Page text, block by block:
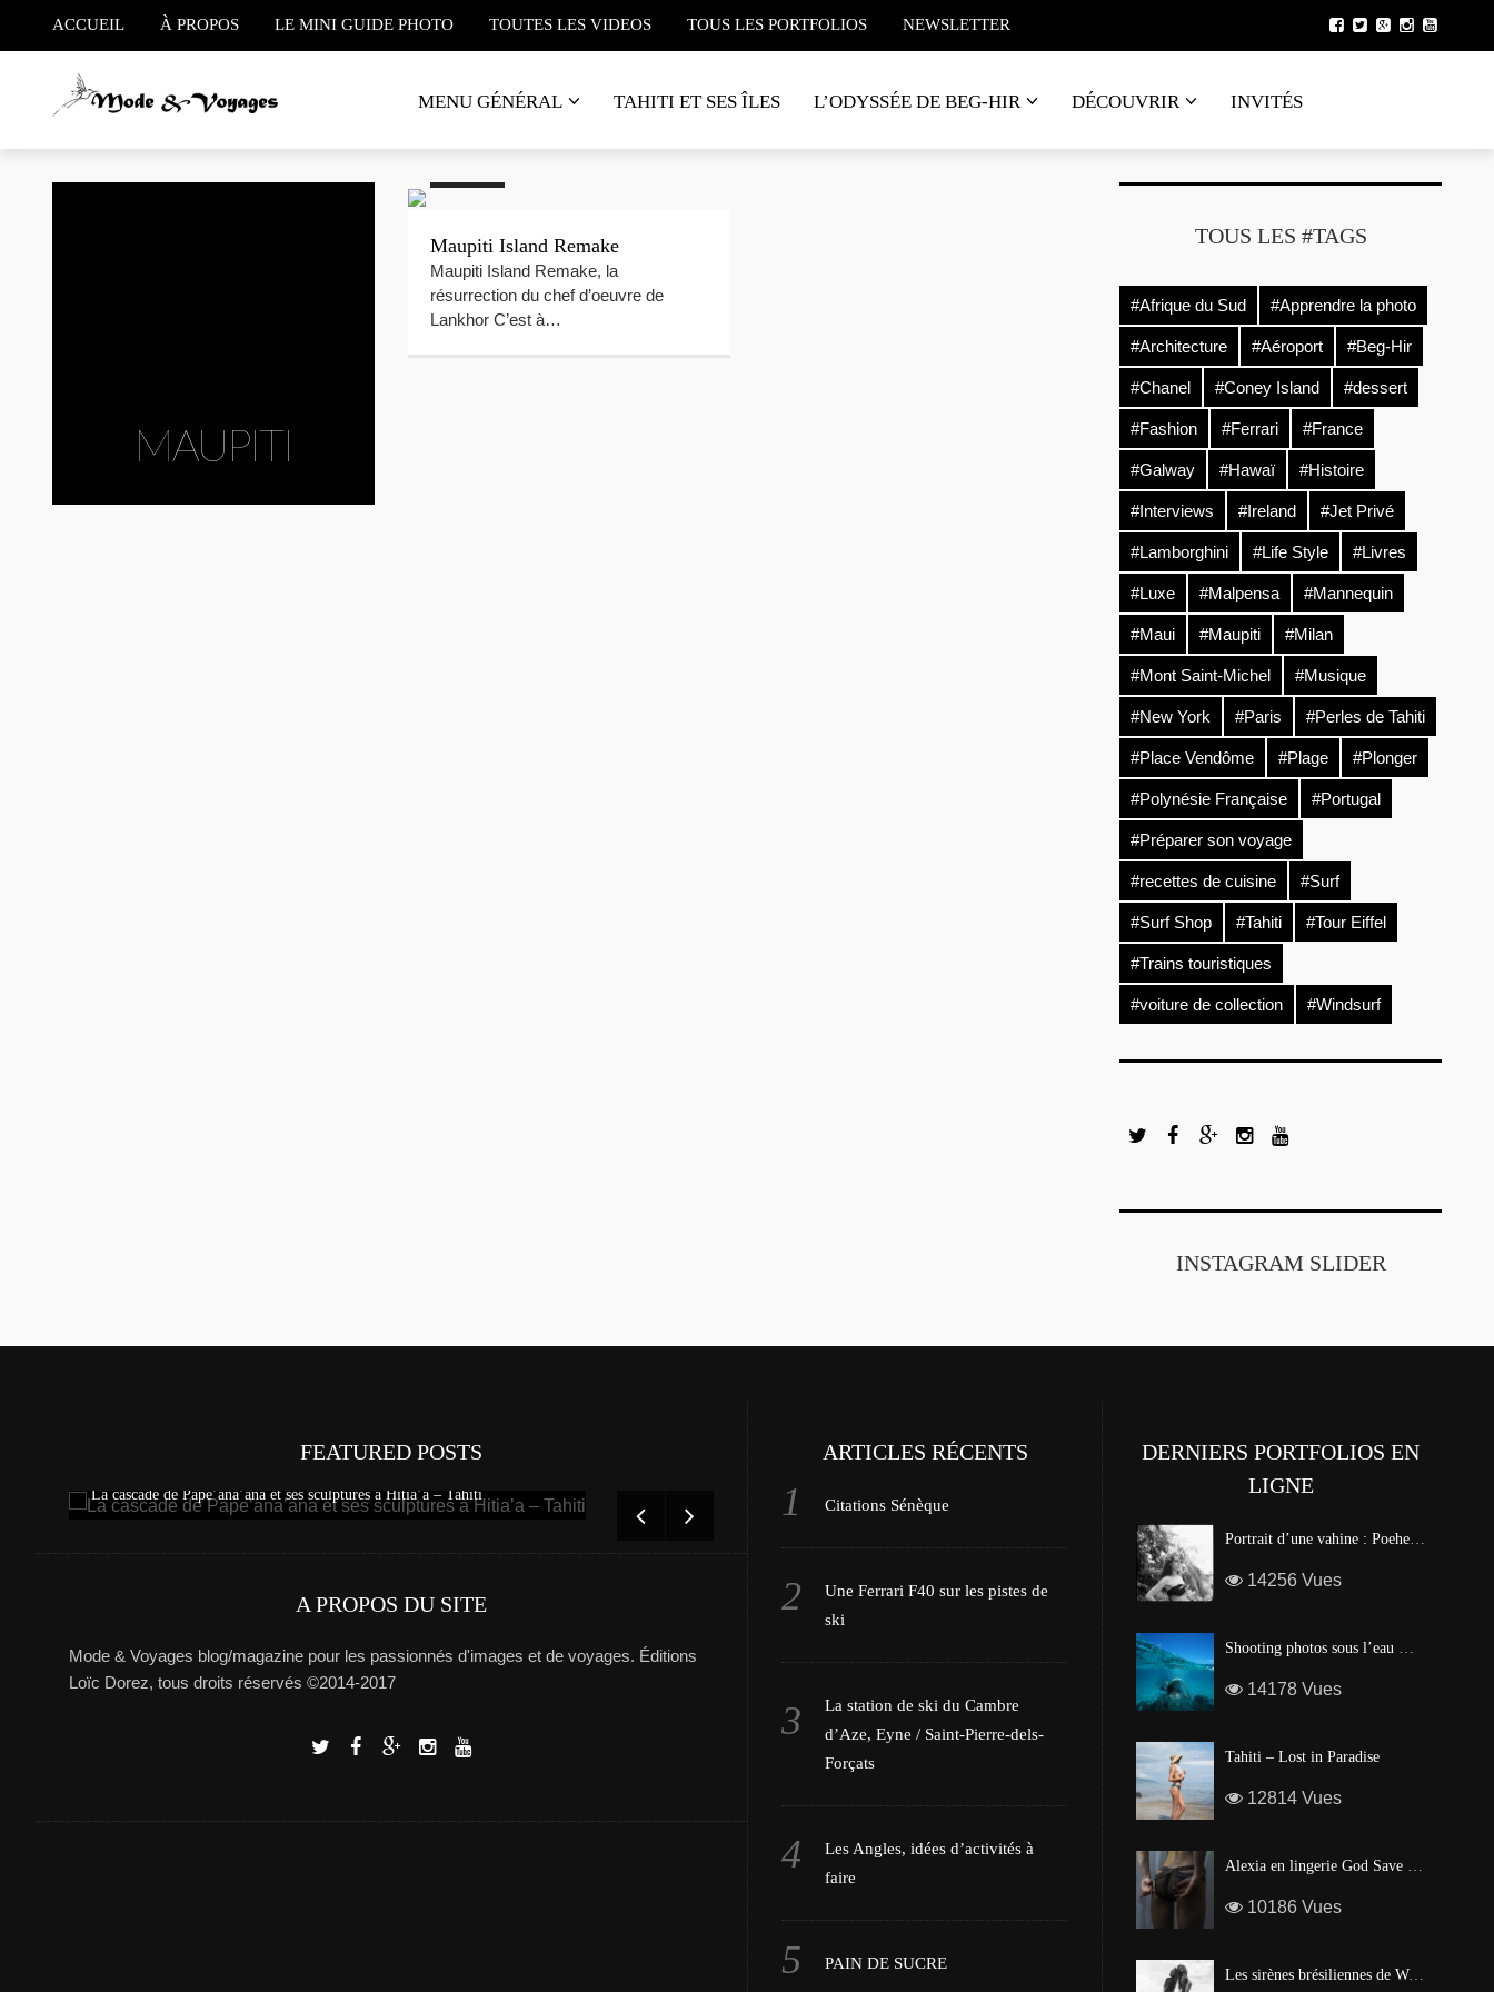
ACCUEIL À PROPOS LE MINI GUIDE PHOTO TOUTES LES VIDEOS TOUS LES PORTFOLIOS NEWSLETTER
MENU GÉNÉRAL TAHITI ET SES ÎLES L’ODYSSÉE DE BEG-HIR DÉCOUVRIR INVITÉS
MAUPITI
Maupiti Island Remake
Maupiti Island Remake, la
résurrection du chef d’oeuvre de
Lankhor C’est à…
TOUS LES #TAGS
#Afrique du Sud #Apprendre la photo
#Architecture #Aéroport #Beg-Hir
#Chanel #Coney Island #dessert
#Fashion #Ferrari #France
#Galway #Hawaï #Histoire
#Interviews #Ireland #Jet Privé
#Lamborghini #Life Style #Livres
#Luxe #Malpensa #Mannequin
#Maui #Maupiti #Milan
#Mont Saint-Michel #Musique
#New York #Paris #Perles de Tahiti
#Place Vendôme #Plage #Plonger
#Polynésie Française #Portugal
#Préparer son voyage
#recettes de cuisine #Surf
#Surf Shop #Tahiti #Tour Eiffel
#Trains touristiques
#voiture de collection #Windsurf
INSTAGRAM SLIDER
FEATURED POSTS
La cascade de Pape’ana’ana et ses sculptures à Hitia’a – Tahiti Tout savoir sur l’équipage de Beg-Hir
A PROPOS DU SITE
Mode & Voyages blog/magazine pour les passionnés d'images et de voyages. Éditions
Loïc Dorez, tous droits réservés ©2014-2017
ARTICLES RÉCENTS
Citations Sénèque
Une Ferrari F40 sur les pistes de
ski
La station de ski du Cambre
d’Aze, Eyne / Saint-Pierre-dels-
Forçats
Les Angles, idées d’activités à
faire
PAIN DE SUCRE
DERNIERS PORTFOLIOS EN
LIGNE
Portrait d’une vahine : Poehere Wilson, Miss Tahiti 2010
14256 Vues
Shooting photos sous l’eau made in Tahiti
14178 Vues
Tahiti – Lost in Paradise
12814 Vues
Alexia en lingerie God Save Queen | Brigade Mondaine – Paris
10186 Vues
Les sirènes brésiliennes de Waïmea Bay – Hawaï